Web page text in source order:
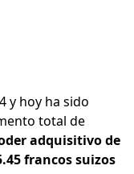
y hoy ha sido
total de
adquisitivo de
francos suizos